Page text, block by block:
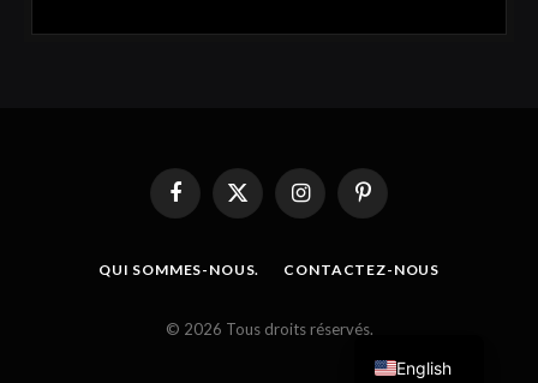
FacebookX
InstagramPinterest
QUI SOMMES-NOUS. CONTACTEZ-NOUS
© 2026 Tous droits réservés.
English